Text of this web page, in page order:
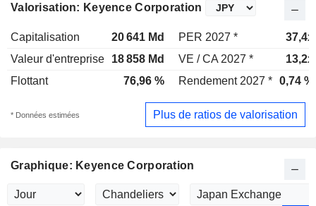
Valorisation: Keyence Corporation
Capitalisation 20 641 Md PER 2027 *
37,4x
Valeur d'entreprise
18 858 Md VE / CA 2027 *
13,2x
Flottant
76,96 % Rendement 2027 * 0,74 %
* Données estimées Plus de ratios de valorisation
Graphique: Keyence Corporation